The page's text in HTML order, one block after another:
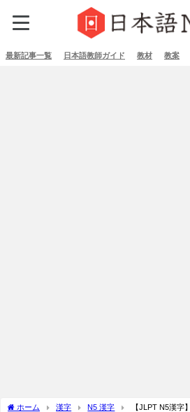
最新記事一覧 日本語教師ガイド 教材 教案
ホーム 漢字 N5 漢字 【JLPT N5漢字